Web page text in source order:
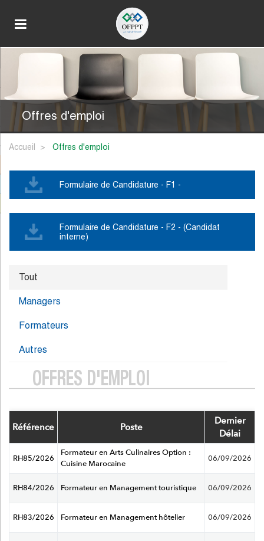
Offres d'emploi
Accueil offres d'emploi
Formulaire de Candidature - F1 -
Formulaire de Candidature - F2 - (Candidat
interne)
Tout
Managers
Formateurs
Autres
OFFRES D'EMPLOI
Référence Poste
Dernier
Délai
RH85/2026
Formateur en Arts Culinaires Option :
Cuisine Marocaine
06/09/2026
RH84/2026 Formateur en Management touristique 06/09/2026
RH83/2026 Formateur en Management hôtelier 06/09/2026